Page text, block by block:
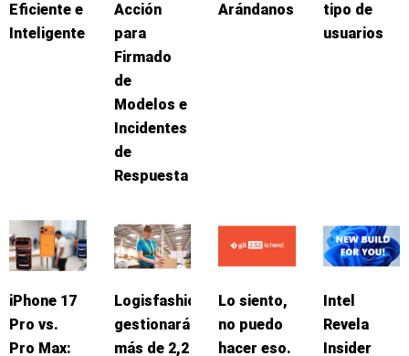
Eficiente e
Inteligente
Acción
para
Firmado
de
Modelos e
Incidentes
de
Respuesta
Arándanos
tipo de
usuarios
iPhone 17
Pro vs.
Pro Max:
Logisfashion
gestionará
más de 2,2
Lo siento,
no puedo
hacer eso.
Intel
Revela
Insider